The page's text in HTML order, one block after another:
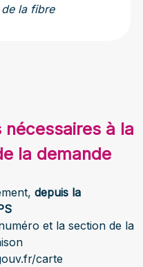
la fibre
à la
la demande
depuis la
et la section de la
carte